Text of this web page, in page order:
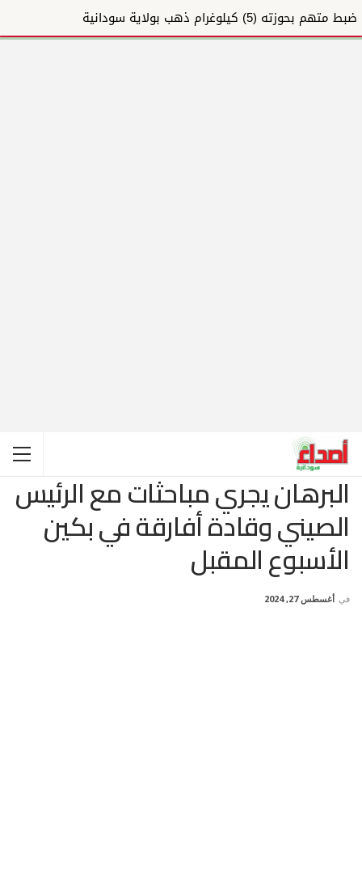
ضبط متهم بحوزته (5) كيلوغرام ذهب بولاية سودانية
البرهان يجري مباحثات مع الرئيس
الصيني وقادة أفارقة في بكين
الأسبوع المقبل
في أغسطس 27, 2024